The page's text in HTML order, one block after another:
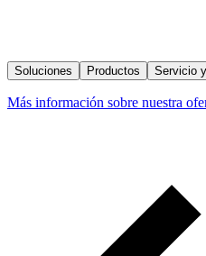
Soluciones Productos Servicio
Más información sobre nuestra